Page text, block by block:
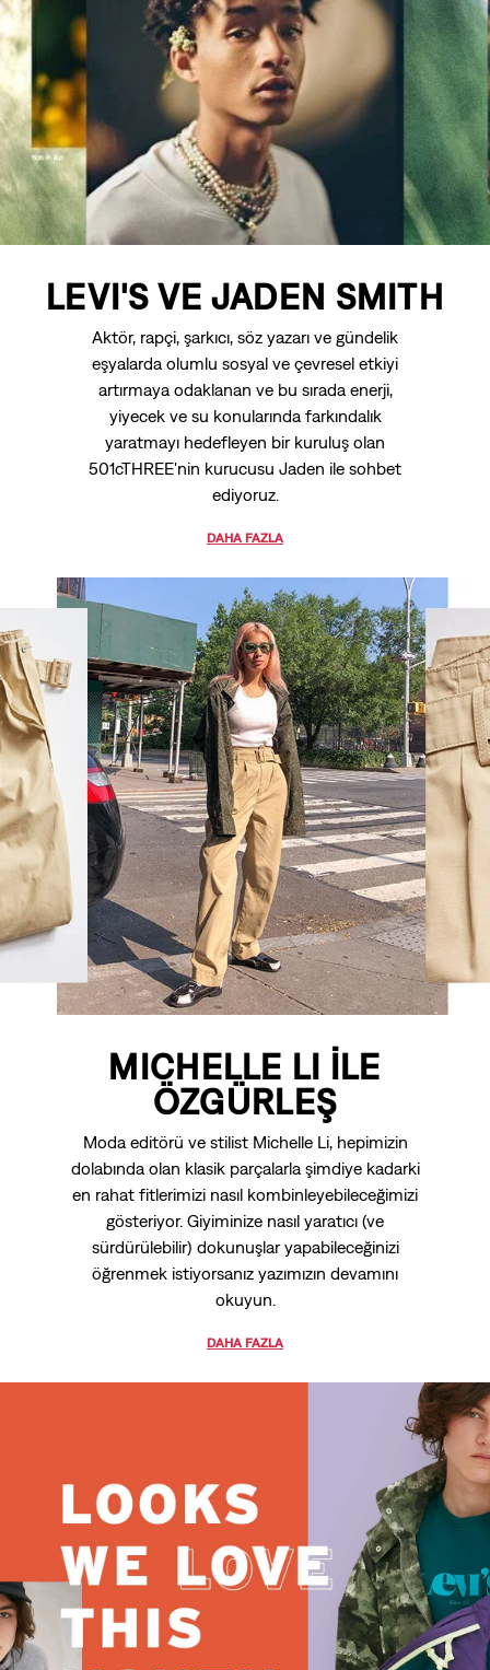
LEVI'S VE JADEN SMITH
Aktör, rapçi, şarkıcı, söz yazarı ve gündelik
eşyalarda olumlu sosyal ve çevresel etkiyi
artırmaya odaklanan ve bu sırada enerji,
yiyecek ve su konularında farkındalık
yaratmayı hedefleyen bir kuruluş olan
501cTHREE'nin kurucusu Jaden ile sohbet
ediyoruz.
DAHA FAZLA
MICHELLE LI İLE
ÖZGÜRLEŞ
Moda editörü ve stilist Michelle Li, hepimizin
dolabında olan klasik parçalarla şimdiye kadarki
en rahat fitlerimizi nasıl kombinleyebileceğimizi
gösteriyor. Giyiminize nasıl yaratıcı (ve
sürdürülebilir) dokunuşlar yapabileceğinizi
öğrenmek istiyorsanız yazımızın devamını
okuyun.
DAHA FAZLA